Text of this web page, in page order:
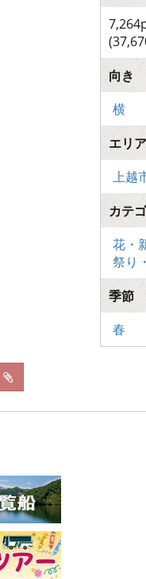
向き
横
エリア
上越
カテ
花・
祭り
季節
春